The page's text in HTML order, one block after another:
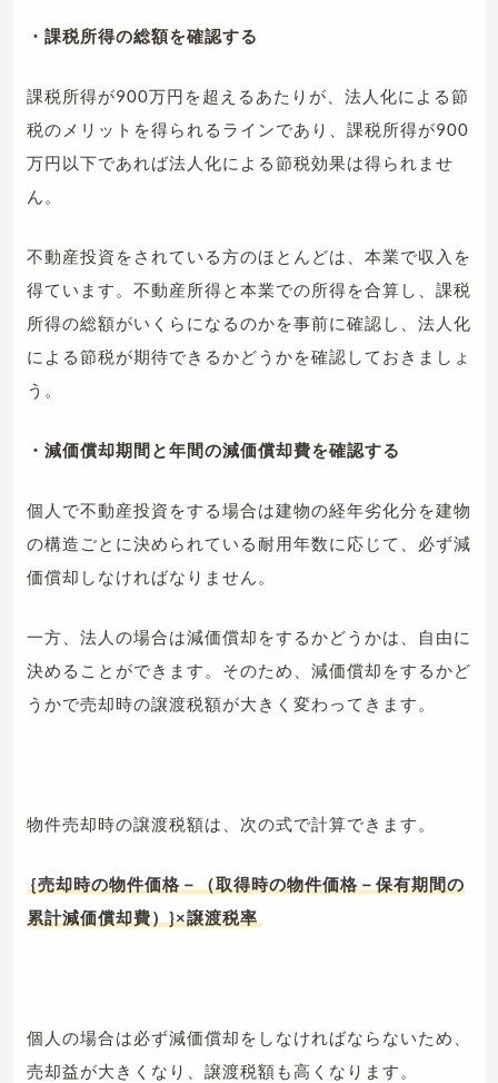
・課税所得の総額を確認する
課税所得が900万円を超えるあたりが、法人化による節
税のメリットを得られるラインであり、課税所得が900
万円以下であれば法人化による節税効果は得られませ
ん。
不動産投資をされている方のほとんどは、本業で収入を
得ています。不動産所得と本業での所得を合算し、課税
所得の総額がいくらになるのかを事前に確認し、法人化
による節税が期待できるかどうかを確認しておきましょ
う。
・減価償却期間と年間の減価償却費を確認する
個人で不動産投資をする場合は建物の経年劣化分を建物
の構造ごとに決められている耐用年数に応じて、必ず減
価償却しなければなりません。
一方、法人の場合は減価償却をするかどうかは、自由に
決めることができます。そのため、減価償却をするかど
うかで売却時の譲渡税額が大きく変わってきます。
物件売却時の譲渡税額は、次の式で計算できます。
{売却時の物件価格－（取得時の物件価格－保有期間の
累計減価償却費）}×譲渡税率
個人の場合は必ず減価償却をしなければならないため、
売却益が大きくなり、譲渡税額も高くなります。